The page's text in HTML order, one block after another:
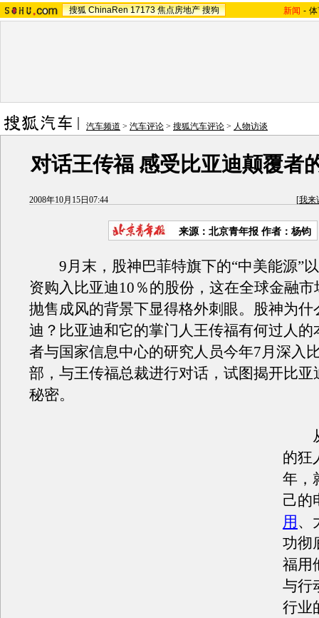
搜狐 ChinaRen 17173 焦点房地产 搜狗 新闻 -
汽车频道 > 汽车评论 > 搜狐汽车评论 > 人物访谈
对话王传福 感受比亚迪颠覆者
2008年10月15日07:44 [我来
来源：北京青年报 作者：杨钧
9月末，股神巴菲特旗下的“中美能源”
资购入比亚迪10％的股份，这在全球金融
抛售成风的背景下显得格外刺眼。股神为什
迪？比亚迪和它的掌门人王传福有何过人的
者与国家信息中心的研究人员今年7月深入
部，与王传福总裁进行对话，试图揭开比亚
秘密。
从
的狂
年，
己的
用 、
功彻
福用
与行
行业